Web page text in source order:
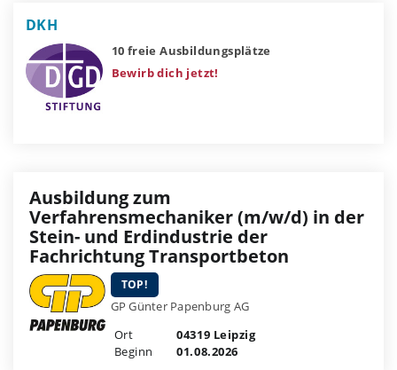
DKH
10 freie Ausbildungsplätze
Bewirb dich jetzt!
Ausbildung zum
Verfahrensmechaniker (m/w/d) in der
Stein- und Erdindustrie der
Fachrichtung Transportbeton
TOP!
GP Günter Papenburg AG
Ort
04319 Leipzig
Beginn
01.08.2026